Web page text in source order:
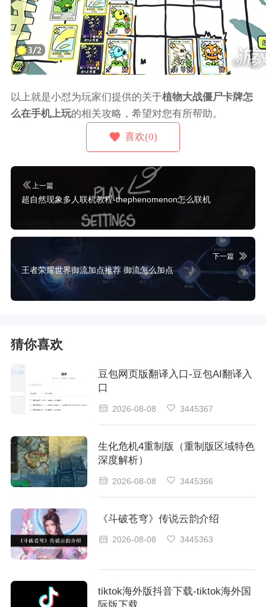
以上就是小怼为玩家们提供的关于植物大战僵尸卡牌怎
么在手机上玩的相关攻略，希望对您有所帮助。
喜欢(0)
上一篇
超自然现象多人联机教程-thephenomenon怎么联机
下一篇
王者荣耀世界御流加点推荐 御流怎么加点
猜你喜欢
豆包网页版翻译入口-豆包AI翻译入
口
2026-08-08 3445367
生化危机4重制版（重制版区域特色
深度解析）
2026-08-08 3445366
《斗破苍穹》传说云韵介绍
2026-08-08 3445363
tiktok海外版抖音下载-tiktok海外国
际版下载